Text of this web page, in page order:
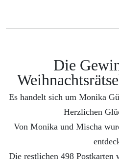
Die
Es handelt sich um Monika
Herzlichen
Von Monika und Mischa
Die restlichen 498 Postkarten